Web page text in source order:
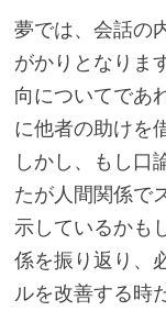
夢では、会話の
がかりとなりま
向についてであ
に他者の助けを
しかし、もし口
たが人間関係で
示しているかも
係を振り返り、
ルを改善する時